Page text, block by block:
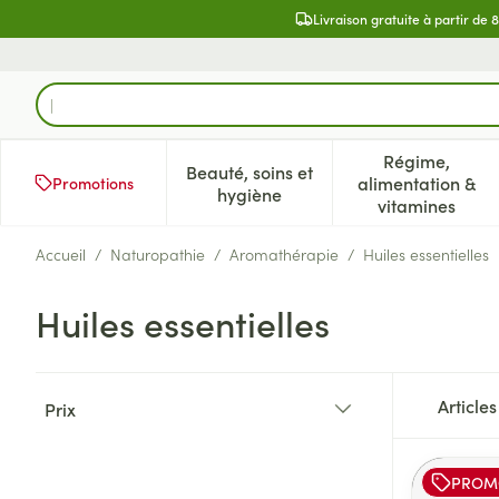
Livraison gratuite à partir de
Rechercher
Promotions
Beauté, soins et
hygièneAfficher le sous-menu pour la
Régime,
alimentation &
vitamines
Afficher
Accueil / Naturopathie / Aromathérapie / Huiles essentielles
Huiles essentielles
Prix
Articles